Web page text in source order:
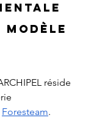
modèle
réside
Foresteam.